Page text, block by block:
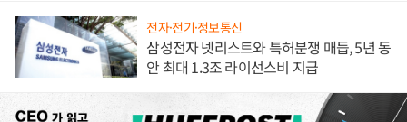
전자·전기·정보통신
삼성전자 넷리스트와 특허분쟁 매듭, 5년 동
안 최대 1.3조 라이선스비 지급